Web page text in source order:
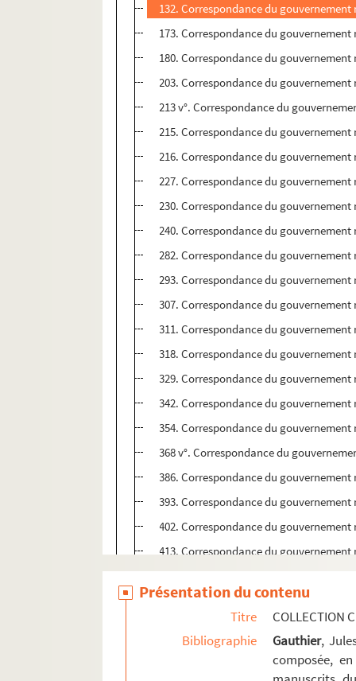
132. Correspondance du
173. Correspondance du
180. Correspondance du
203. Correspondance du
213 v°. Correspondance du
215. Correspondance du
216. Correspondance du
227. Correspondance du
230. Correspondance du
240. Correspondance du
282. Correspondance du
293. Correspondance du
307. Correspondance du
311. Correspondance du
318. Correspondance du
329. Correspondance du
342. Correspondance du
354. Correspondance du
368 v°. Correspondance du
386. Correspondance du
393. Correspondance du
402. Correspondance du
413. Correspondance du
429. Correspondance du
441. Correspondance du
451. Correspondance du
462. Correspondance du
463. Correspondance du
Présentation du contenu
Titre
COLLECTION
Bibliographie
Gauthier,
composée,